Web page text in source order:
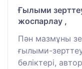
Ғылыми
жоспарлау ,
Пән мазмұны
ғылыми-
бөліктері,